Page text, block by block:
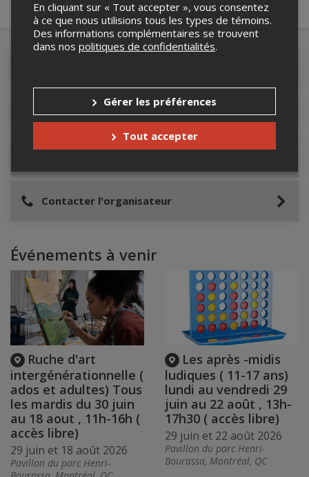
Accès au site de l'événement
Contacter l'organisateur
Événements à venir
Ruche d'art
intergénérationnelle (
ados et adultes) Tous
les mardis du 30 juin
au 18 aout , 11h-16h (
accès libre)
29 juin et 18 août 2026
Pavillon du parc Henri-
Les après -midis
ludiques ( 11-17 ans)
lundi au vendredi 29
juin au 22 août , 13h-
17h30 ( accès libre)
29 juin et 22 août 2026
Pavillon du parc Henri-
Bourassa, Montréal, QC
En cliquant sur « Tout accepter », vous consentez
à ce que nous utilisions tous les types de témoins.
Des informations complémentaires se trouvent
dans nos politiques de confidentialités.
Gérer les préférences
Tout accepter